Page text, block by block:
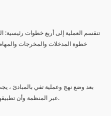
تنقسم العملية إلى أربع خطوات رئيسية:
خطوة المدخلات والمخرجات
بعد وضع نهج وعملية تفي بالمبادئ ،
عبر المنظمة وأن تطبيقها يخضع للتحسين المستمر حتى تكون فعالة.